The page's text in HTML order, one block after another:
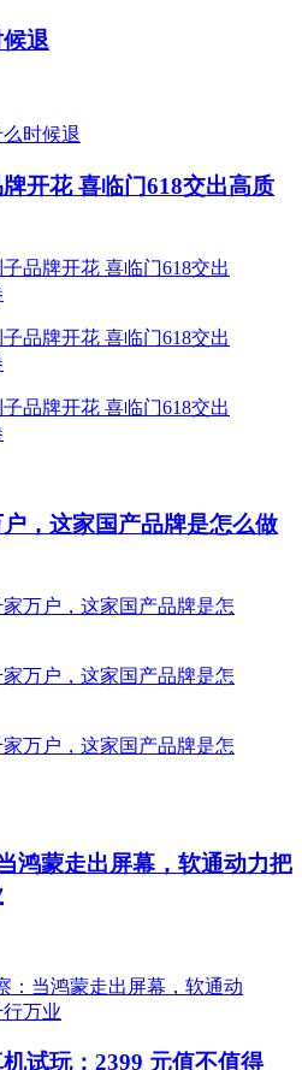
退
开花 喜临门618交出高质
，这家国产品牌是怎么做
鸿蒙走出屏幕，软通动力把
试玩：2399 元值不值得